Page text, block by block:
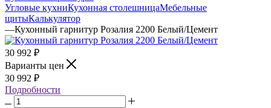
Угловые кухниКухонная столешницаМебельные
щитыКалькулятор
—Кухонный гарнитур Розалия 2200 Белый/Цемент
30 992 ₽
Варианты цен
30 992 ₽
Подробности